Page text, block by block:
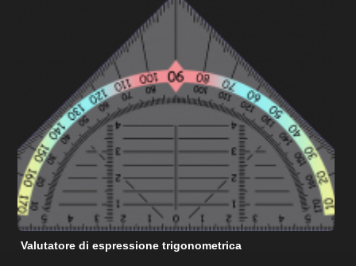
Valutatore di espressione trigonometrica